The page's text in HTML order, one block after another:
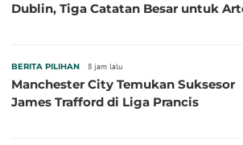
Dublin, Tiga Catatan Besar untuk
BERITA PILIHAN 8 jam lalu
Manchester City Temukan Suksesor
James Trafford di Liga Prancis